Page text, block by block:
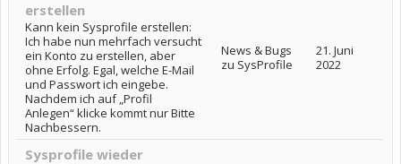
erstellen
Kann kein Sysprofile erstellen:
Ich habe nun mehrfach versucht
ein Konto zu erstellen, aber
ohne Erfolg. Egal, welche E-Mail
und Passwort ich eingebe.
Nachdem ich auf „Profil
Anlegen“ klicke kommt nur Bitte
Nachbessern.
News & Bugs
zu SysProfile
21. Juni
2022
Sysprofile wieder